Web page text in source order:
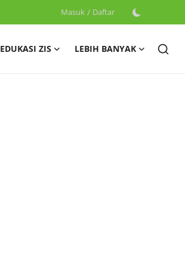
Masuk / Daftar
EDUKASI ZIS
LEBIH BANYAK